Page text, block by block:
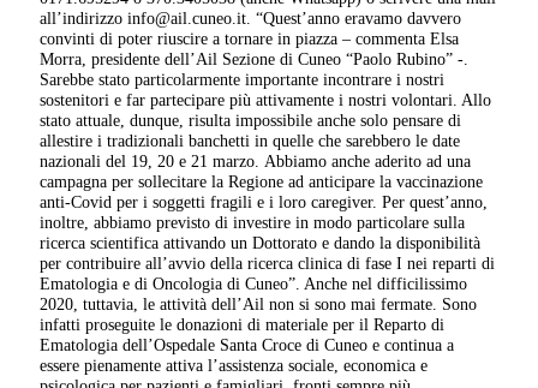
all’indirizzo info@ail.cuneo.it. “Quest’anno eravamo davvero
convinti di poter riuscire a tornare in piazza – commenta Elsa
Morra, presidente dell’Ail Sezione di Cuneo “Paolo Rubino” -.
Sarebbe stato particolarmente importante incontrare i nostri
sostenitori e far partecipare più attivamente i nostri volontari. Allo
stato attuale, dunque, risulta impossibile anche solo pensare di
allestire i tradizionali banchetti in quelle che sarebbero le date
nazionali del 19, 20 e 21 marzo. Abbiamo anche aderito ad una
campagna per sollecitare la Regione ad anticipare la vaccinazione
anti-Covid per i soggetti fragili e i loro caregiver. Per quest’anno,
inoltre, abbiamo previsto di investire in modo particolare sulla
ricerca scientifica attivando un Dottorato e dando la disponibilità
per contribuire all’avvio della ricerca clinica di fase I nei reparti di
Ematologia e di Oncologia di Cuneo”. Anche nel difficilissimo
2020, tuttavia, le attività dell’Ail non si sono mai fermate. Sono
infatti proseguite le donazioni di materiale per il Reparto di
Ematologia dell’Ospedale Santa Croce di Cuneo e continua a
essere pienamente attiva l’assistenza sociale, economica e